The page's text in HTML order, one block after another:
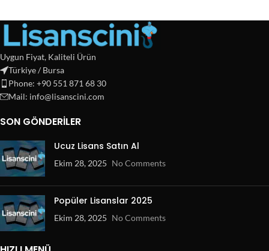
Uygun Fiyat, Kaliteli Ürün
Türkiye / Bursa
Phone: +90 551 871 68 30
Mail: info@lisanscini.com
SON GÖNDERILER
Ucuz Lisans Satın Al
Ekim 28, 2025 No Comments
Popüler Lisanslar 2025
Ekim 28, 2025 No Comments